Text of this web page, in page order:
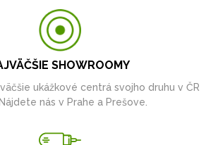
SHOWROOMY
ukážkové centrá svojho druhu v ČR
nás v Prahe a Prešove.